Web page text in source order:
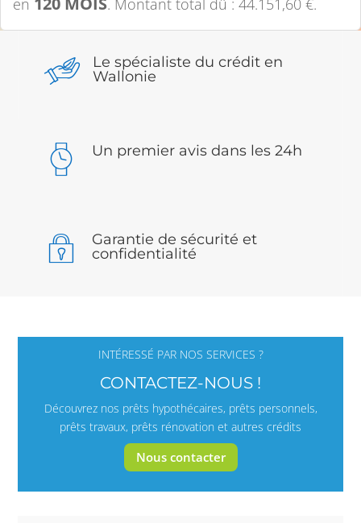
en . Montant total dû : 44.151,60 €.
Le spécialiste du crédit en
Wallonie
Un premier avis dans les 24h
Garantie de sécurité et
confidentialité
INTÉRESSÉ PAR NOS SERVICES ?
CONTACTEZ-NOUS !
Découvrez nos prêts hypothécaires, prêts personnels,
prêts travaux, prêts rénovation et autres crédits
Nous contacter